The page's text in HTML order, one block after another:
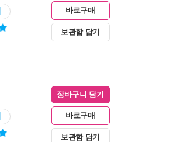
바로구매
보관함 담기
장바구니 담기
바로구매
보관함 담기